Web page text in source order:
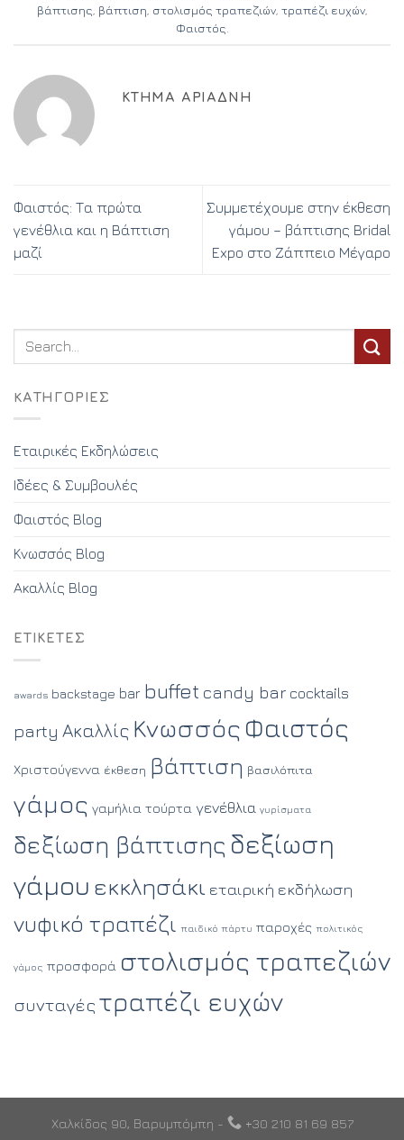
βάπτισης βάπτιση στολισμός τραπεζιών, τραπέζι ευχών,
Φαιστός
ΚΤΉΜΑ ΑΡΙΆΔΝΗ
Φαιστός: Τα πρώτα
γενέθλια και η Βάπτιση
μαζί
Συμμετέχουμε στην έκθεση
γάμου – βάπτισης Bridal
Expo στο Ζάππειο Μέγαρο
KΑΤΗΓΟΡΊΕΣ
Εταιρικές Εκδηλώσεις
Ιδέες & Συμβουλές
Φαιστός Blog
Κνωσσός Blog
Ακαλλίς Blog
ΕΤΙΚΈΤΕΣ
awards backstage bar buffet candy bar cocktails
party Ακαλλίς Κνωσσός Φαιστός
Χριστούγεννα έκθεση βάπτιση βασιλόπιτα
γάμος γαμήλια τούρτα γενέθλια γυρίσματα
δεξίωση βάπτισης δεξίωση
γάμου εκκλησάκι εταιρική εκδήλωση
νυφικό τραπέζι παιδικό πάρτυ παροχές πολιτικός
γάμος προσφορά στολισμός τραπεζιών
συνταγές τραπέζι ευχών
Χαλκίδος 90, Βαρυμπόμπη - +30 210 81 69 857